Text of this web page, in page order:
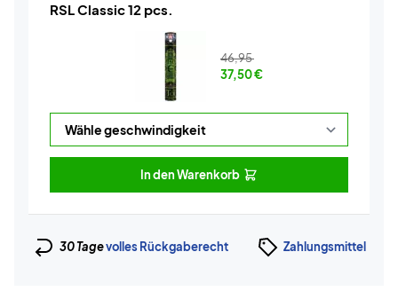
RSL Classic 12 pcs.
46,95
37,50€
In den Warenkorb
30 Tagevolles Rückgaberecht Zahlungsmittel